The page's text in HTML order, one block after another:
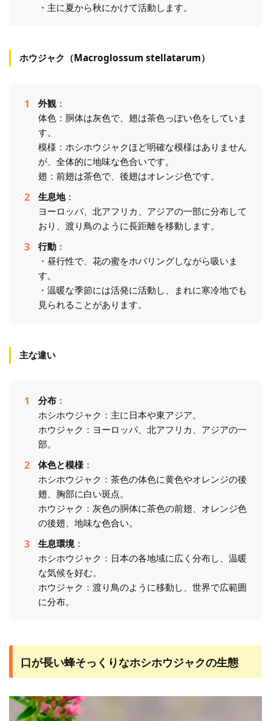
・主に夏から秋にかけて活動します。
ホウジャク（Macroglossum stellatarum）
外観：
体色：胴体は灰色で、翅は茶色っぽい色をしていま
す。
模様：ホシホウジャクほど明確な模様はありません
が、全体的に地味な色合いです。
翅：前翅は茶色で、後翅はオレンジ色です。
生息地：
ヨーロッパ、北アフリカ、アジアの一部に分布して
おり、渡り鳥のように長距離を移動します。
行動：
・昼行性で、花の蜜をホバリングしながら吸いま
す。
・温暖な季節には活発に活動し、まれに寒冷地でも
見られることがあります。
主な違い
分布：
ホシホウジャク：主に日本や東アジア。
ホウジャク：ヨーロッパ、北アフリカ、アジアの一
部。
体色と模様：
ホシホウジャク：茶色の体色に黄色やオレンジの後
翅、胸部に白い斑点。
ホウジャク：灰色の胴体に茶色の前翅、オレンジ色
の後翅、地味な色合い。
生息環境：
ホシホウジャク：日本の各地域に広く分布し、温暖
な気候を好む。
ホウジャク：渡り鳥のように移動し、世界で広範囲
に分布。
口が長い蜂そっくりなホシホウジャクの生態